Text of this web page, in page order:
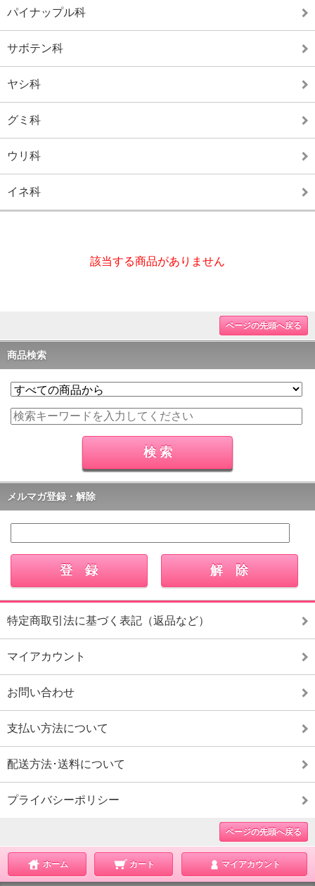
パイナップル科
サボテン科
ヤシ科
グミ科
ウリ科
イネ科
該当する商品がありません
ページの先頭へ戻る
商品検索
メルマガ登録・解除
特定商取引法に基づく表記（返品など）
マイアカウント
お問い合わせ
支払い方法について
配送方法･送料について
プライバシーポリシー
ページの先頭へ戻る
ホーム カート マイアカウント